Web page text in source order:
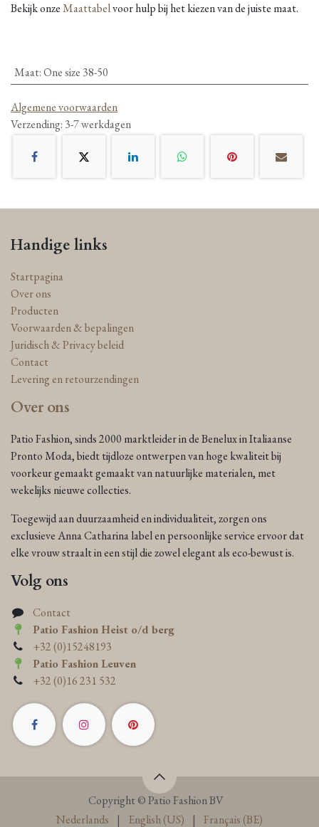
Bekijk onzeMaattabelvoor hulp bij het kiezen van de juiste maat.
Maat:One size 38-50
Algemene voorwaarden
Verzending: 3-7 werkdagen
Handige links
Startpagina
Over ons
Producten
Voorwaarden & bepalingen
Juridisch & Privacy beleid
Contact
Levering en retourzendingen
Over ons
Patio Fashion, sinds 2000 marktleider in de Benelux in Italiaanse
Pronto Moda, biedt tijdloze ontwerpen van hoge kwaliteit bij
voorkeur gemaakt gemaakt van natuurlijke materialen, met
wekelijks nieuwe collecties.
Toegewijd aan duurzaamheid en individualiteit, zorgen ons
exclusieve Anna Catharina label en persoonlijke service ervoor dat
elke vrouw straalt in een stijl die zowel elegant als eco-bewust is.
Volg ons
Contact
Patio Fashion Heist o/d berg
+32 (0)15248193
Patio Fashion Leuven
+32 (0)16 231 532
Copyright © Patio Fashion BV
Nederlands
| English (US) | Français (BE)